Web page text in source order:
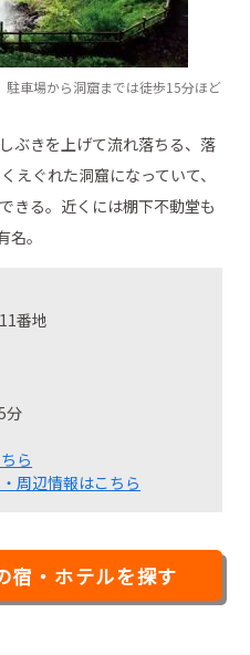
駐車場から洞窟までは徒歩15分ほど
ぶきを上げて流れ落ちる、落
えぐれた洞窟になっていて、
きる。近くには棚下不動堂も
。
番地
分
ら
周辺情報はこちら
宿・ホテルを探す